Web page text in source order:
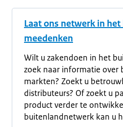
Laat ons netwerk in
meedenken
Wilt u zakendoen in het
zoek naar informatie over
markten? Zoekt u
distributeurs? Of zoekt u
product verder te
buitenlandnetwerk kan u